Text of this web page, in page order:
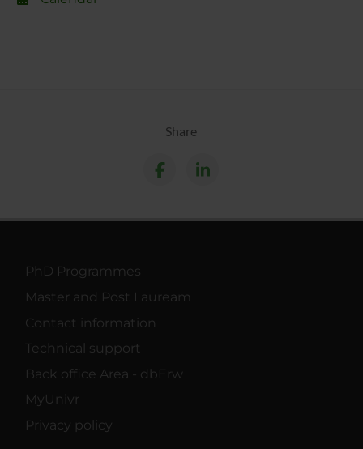
Share
PhD Programmes
Master and Post Lauream
Contact information
Technical support
Back office Area - dbErw
MyUnivr
Privacy policy